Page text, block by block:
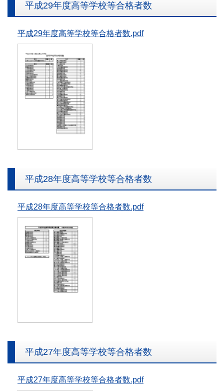
平成29年度高等学校等合格者数
平成29年度高等学校等合格者数.pdf
平成28年度高等学校等合格者数
平成28年度高等学校等合格者数.pdf
平成27年度高等学校等合格者数
平成27年度高等学校等合格者数.pdf